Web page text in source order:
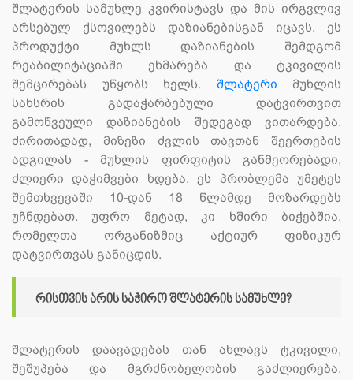
შლატერის სამუხლე კვირისტავს და მის ირგვლივ
არსებულ ქსოვილებს დაზიანებისგან იცავს. ეს
პროდუქტი მუხლს დაზიანების შემდგომ
რეაბილიტაციაში ეხმარება და ტკივილის
შემცირებას უწყობს ხელს. შლატერი მუხლის
სახსრის გადაჭარბებული დატვირთვით
გამოწვეული დაზიანების შედეგად ვითარდება.
ძირითადად, მიზეზი ძვლის თავთან შეერთების
ადგილას - მუხლის ფირფიტის განმეორებადი,
ძლიერი დაჭიმვები ხდება. ეს პრობლემა უმეტეს
შემთხვევაში 10-დან 18 წლამდე მოზარდებს
უჩნდებათ. უფრო მეტად, კი ხშირი ბიჭებშია,
რომელთა ორგანიზმიც აქტიურ ფიზიკურ
დატვირთვას განიცდის.
რისთვის არის საჭირო შლატერის სამუხლე?
შლატერის დაავადებას თან ახლავს ტკივილი,
შეშუპება და მგრძნობელობის გაძლიერება.